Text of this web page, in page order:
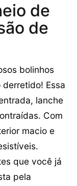
de
de
bolinhos
Essa
lanche
Com
macio e
que você já
pela